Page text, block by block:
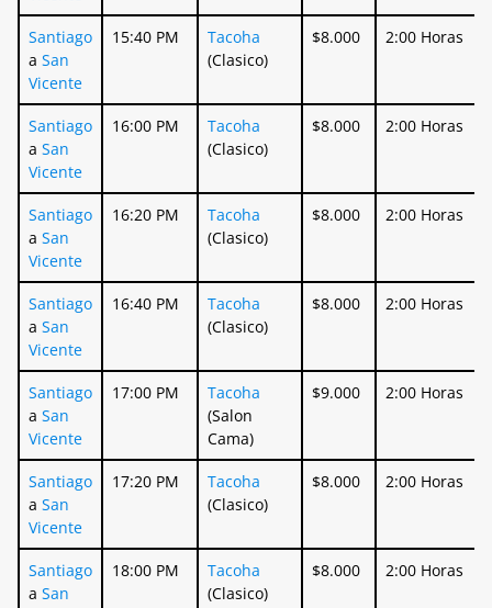
Santiago
a San
Vicente
15:40 PM
Tacoha
(Clasico)
$8.000 2:00 Horas
Santiago
a San
Vicente
16:00 PM
Tacoha
(Clasico)
$8.000 2:00 Horas
Santiago
a San
Vicente
16:20 PM
Tacoha
(Clasico)
$8.000 2:00 Horas
Santiago
a San
Vicente
16:40 PM
Tacoha
(Clasico)
$8.000 2:00 Horas
Santiago
a San
Vicente
17:00 PM
Tacoha
(Salon
Cama)
$9.000 2:00 Horas
Santiago
a San
Vicente
17:20 PM
Tacoha
(Clasico)
$8.000 2:00 Horas
Santiago
a San
18:00 PM
Tacoha
(Clasico)
$8.000 2:00 Horas